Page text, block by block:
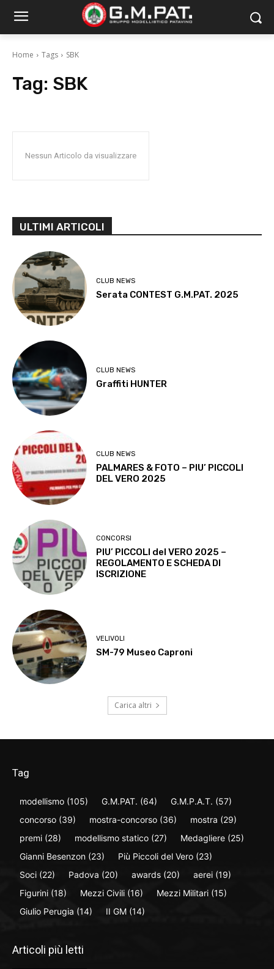
Home Tags SBK
Tag: SBK
Nessun Articolo da visualizzare
ULTIMI ARTICOLI
CLUB NEWS
Serata CONTEST G.M.PAT. 2025
CLUB NEWS
Graffiti HUNTER
CLUB NEWS
PALMARES & FOTO – PIU’ PICCOLI
DEL VERO 2025
CONCORSI
PIU’ PICCOLI del VERO 2025 –
REGOLAMENTO E SCHEDA DI
ISCRIZIONE
VELIVOLI
SM-79 Museo Caproni
Carica altri
Tag
modellismo (105) G.M.PAT. (64) G.M.P.A.T. (57)
concorso (39) mostra-concorso (36) mostra (29)
premi (28) modellismo statico (27) Medagliere (25)
Gianni Besenzon (23) Più Piccoli del Vero (23)
Soci (22) Padova (20) awards (20) aerei (19)
Figurini (18) Mezzi Civili (16) Mezzi Militari (15)
Giulio Perugia (14) II GM (14)
Articoli più letti